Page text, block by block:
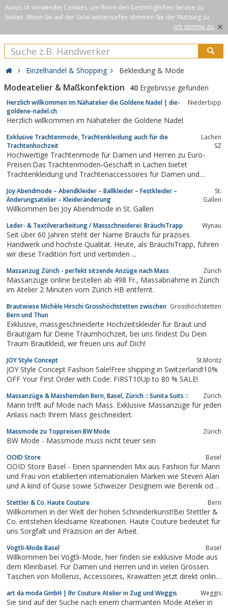
Axxus.ch verwendet Cookies, um Ihnen den bestmöglichen Service zu
bieten. Wenn Sie auf der Seite weitersurfen stimmen Sie der Nutzung zu.
Ich stimme zu. ×
Einzelhandel & Shopping Bekleidung & Mode
Modeatelier & Maßkonfektion 40 Ergebnisse gefunden
Herzlich willkommen im Nähatelier die Goldene Nadel | die-
goldene-nadel.ch
Niederbipp
Herzlich willkommen im Nähatelier die Goldene Nadel
Exklusive Trachtenmode, Trachtenkleidung auch für die
Trachtenhochzeit
Lachen
SZ
Hochwertige Trachtenmode für Damen und Herren zu Euro-
Preisen.Das Trachtenmoden-Geschäft in Lachen bietet
Trachtenkleidung und Trachtenaccessoires für Damen und
statten wir Sie individuell und nach Mass aus. Entdecken Sie
exklusive Hochzeitsdirndl für die Braut...
Joy Abendmode – Abendkleider – Ballkleider – Festkleider –
Änderungsatelier – Kleideränderung
St.
Gallen
Willkommen bei Joy Abendmode in St. Gallen
Leder- & Textilverarbeitung / Massschneiderei: BräuchiTrapp Wynau
Seit über 60 Jahren steht der Name Bräuchi für präzises
Handwerk und höchste Qualität. Heute, als BräuchiTrapp, führen
wir diese Tradition fort und verbinden ...
Massanzug Zürich - perfekt sitzende Anzüge nach Mass Zürich
Massanzüge online bestellen ab 498 Fr., Massabnahme in Zürich
im Atelier 2 Minuten vom Zürich HB entfernt.
Brautwiese Michèle Hirschi Grosshöchstetten zwischen
Bern und Thun
Grosshöchstetten
Exklusive, massgeschneiderte Hochzeitskleider für Braut und
Bräutigam für Deine Traumhochzeit, bei uns findest Du Dein
Traum Brautkleid, wir freuen uns auf Dich!
JOY Style Concept St.Moritz
JOY Style Concept Fashion Sale!Free shipping in Switzerland!10%
OFF Your First Order with Code: FIRST10Up to 80 % SALE!
Massanzüge & Masshemden Bern, Basel, Zürich :: Sunita Suits :: Zürich
Mann trifft auf Mode nach Mass. Exklusive Massanzüge für jeden
Anlass nach Ihrem Mass geschneidert.
Massmode zu Toppreisen BW Mode Zürich
BW Mode - Massmode muss nicht teuer sein
OOID Store Basel
OOID Store Basel - Einen spannenden Mix aus Fashion für Mann
und Frau von etablierten internationalen Marken wie Steven Alan
und A kind of Guise sowie Schweizer Designern wie Berenik oder
Vorstadt. Der ungewöhnliche Name wird vom griechischen Wort
Ooid hergeleitet, eiförmige...
Stettler & Co. Haute Couture Bern
Willkommen in der Welt der hohen Schneiderkunst!Bei Stettler &
Co. entstehen kleidsame Kreationen. Haute Couture bedeutet für
uns Sorgfalt und Präzision an der Arbeit.
Vögtli-Mode Basel Basel
Willkommen bei Vögtli-Mode, hier finden sie exklusive Mode aus
dem Kleinbasel. Für Damen und Herren und in vielen Grössen.
Taschen von Mollerus, Accessoires, Krawatten jetzt direkt online
art da moda GmbH | Ihr Couture Atelier in Zug und Weggis Weggis
Sie sind auf der Suche nach einem charmanten Mode Atelier in